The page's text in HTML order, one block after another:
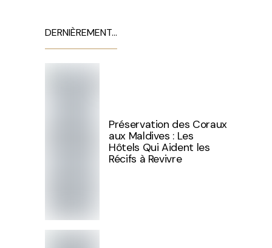
DERNIÈREMENT…
Préservation des Coraux
aux Maldives : Les
Hôtels Qui Aident les
Récifs à Revivre